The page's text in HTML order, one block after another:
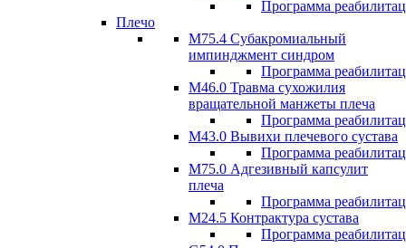
Программа
Плечо
М75.4 Субакромиальный
импинджмент синдром
Программа
М46.0 Травма сухожилия
вращательной манжеты плеча
Программа
M43.0 Вывихи плечевого сустава
Программа
М75.0 Адгезивный капсулит
плеча
Программа
M24.5 Контрактура сустава
Программа